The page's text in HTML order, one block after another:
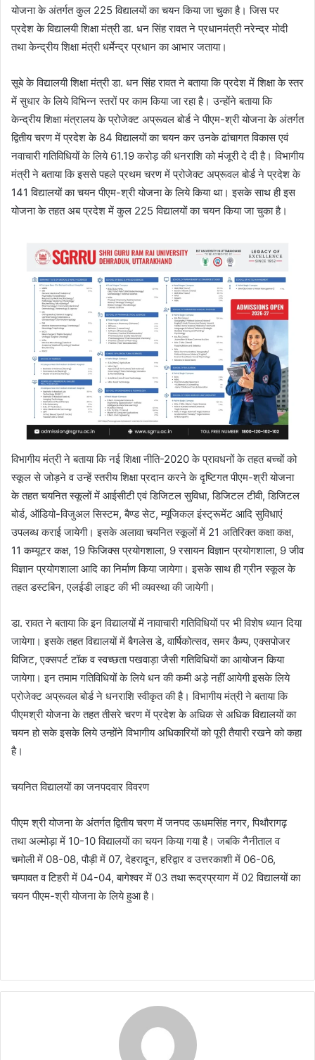
योजना के अंतर्गत कुल 225 विद्यालयों का चयन किया जा चुका है। जिस पर
प्रदेश के विद्यालयी शिक्षा मंत्री डा. धन सिंह रावत ने प्रधानमंत्री नरेन्द्र मोदी
तथा केन्द्रीय शिक्षा मंत्री धर्मेन्द्र प्रधान का आभार जताया।
सूबे के विद्यालयी शिक्षा मंत्री डा. धन सिंह रावत ने बताया कि प्रदेश में शिक्षा के स्तर
में सुधार के लिये विभिन्न स्तरों पर काम किया जा रहा है। उन्होंने बताया कि
केन्द्रीय शिक्षा मंत्रालय के प्रोजेक्ट अप्रूवल बोर्ड ने पीएम-श्री योजना के अंतर्गत
द्वितीय चरण में प्रदेश के 84 विद्यालयों का चयन कर उनके ढांचागत विकास एवं
नवाचारी गतिविधियों के लिये 61.19 करोड़ की धनराशि को मंजूरी दे दी है। विभागीय
मंत्री ने बताया कि इससे पहले प्रथम चरण में प्रोजेक्ट अप्रूवल बोर्ड ने प्रदेश के
141 विद्यालयों का चयन पीएम-श्री योजना के लिये किया था। इसके साथ ही इस
योजना के तहत अब प्रदेश में कुल 225 विद्यालयों का चयन किया जा चुका है।
विभागीय मंत्री ने बताया कि नई शिक्षा नीति-2020 के प्रावधनों के तहत बच्चों को
स्कूल से जोड़ने व उन्हें स्तरीय शिक्षा प्रदान करने के दृष्टिगत पीएम-श्री योजना
के तहत चयनित स्कूलों में आईसीटी एवं डिजिटल सुविधा, डिजिटल टीवी, डिजिटल
बोर्ड, ऑडियो-विजुअल सिस्टम, बैण्ड सेट, म्यूजिकल इंस्ट्रूमेंट आदि सुविधाएं
उपलब्ध कराई जायेगी। इसके अलावा चयनित स्कूलों में 21 अतिरिक्त कक्षा कक्ष,
11 कम्यूटर कक्ष, 19 फिजिक्स प्रयोगशाला, 9 रसायन विज्ञान प्रयोगशाला, 9 जीव
विज्ञान प्रयोगशाला आदि का निर्माण किया जायेगा। इसके साथ ही ग्रीन स्कूल के
तहत डस्टबिन, एलईडी लाइट की भी व्यवस्था की जायेगी।
डा. रावत ने बताया कि इन विद्यालयों में नावाचारी गतिविधियों पर भी विशेष ध्यान दिया
जायेगा। इसके तहत विद्यालयों में बैगलेस डे, वार्षिकोत्सव, समर कैम्प, एक्सपोजर
विजिट, एक्सपर्ट टॉक व स्वच्छता पखवाड़ा जैसी गतिविधियों का आयोजन किया
जायेगा। इन तमाम गतिविधियों के लिये धन की कमी अड़े नहीं आयेगी इसके लिये
प्रोजेक्ट अप्रूवल बोर्ड ने धनराशि स्वीकृत की है। विभागीय मंत्री ने बताया कि
पीएमश्री योजना के तहत तीसरे चरण में प्रदेश के अधिक से अधिक विद्यालयों का
चयन हो सके इसके लिये उन्होंने विभागीय अधिकारियों को पूरी तैयारी रखने को कहा
है।
चयनित विद्यालयों का जनपदवार विवरण
पीएम श्री योजना के अंतर्गत द्वितीय चरण में जनपद ऊधमसिंह नगर, पिथौरागढ़
तथा अल्मोड़ा में 10-10 विद्यालयों का चयन किया गया है। जबकि नैनीताल व
चमोली में 08-08, पौड़ी में 07, देहरादून, हरिद्वार व उत्तरकाशी में 06-06,
चम्पावत व टिहरी में 04-04, बागेश्वर में 03 तथा रूद्रप्रयाग में 02 विद्यालयों का
चयन पीएम-श्री योजना के लिये हुआ है।